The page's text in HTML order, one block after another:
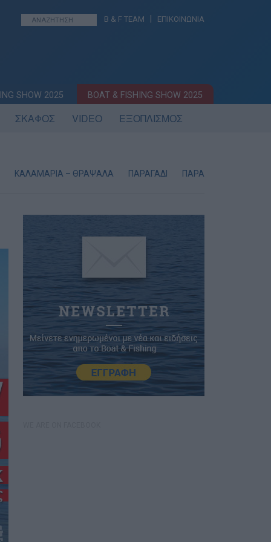
B & F TEAM ΕΠΙΚΟΙΝΩΝΙΑ
SHOW 2025 BOAT & FISHING SHOW 2025
ΣΚΑΦΟΣ VIDEO ΕΞΟΠΛΙΣΜΟΣ
ΚΑΛΑΜΑΡΙΑ – ΘΡΑΨΑΛΑ ΠΑΡΑΓΑΔΙ ΠΑΡΑΔΟΣΙΑΚΗ ΣΥΡΤΗ